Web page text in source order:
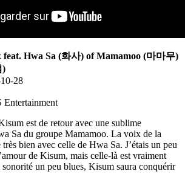
Hwa Sa (화사) of Mamamoo (마마무)
)
28
Entertainment
est de retour avec une sublime
Sa du groupe Mamamoo. La voix de la
très bien avec celle de Hwa Sa. J’étais un peu
de Kisum, mais celle-là est vraiment
un peu blues, Kisum saura conquérir